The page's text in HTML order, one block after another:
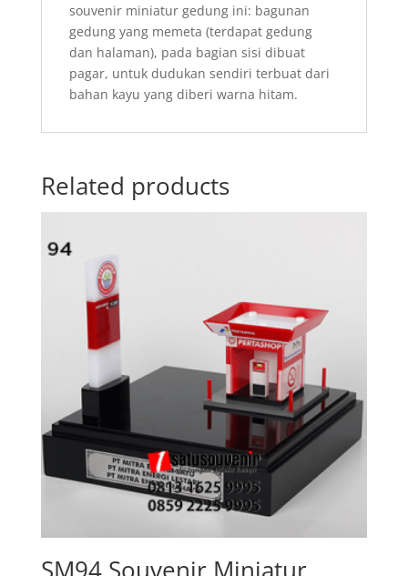
souvenir miniatur gedung ini: bagunan
gedung yang memeta (terdapat gedung
dan halaman), pada bagian sisi dibuat
pagar, untuk dudukan sendiri terbuat dari
bahan kayu yang diberi warna hitam.
Related products